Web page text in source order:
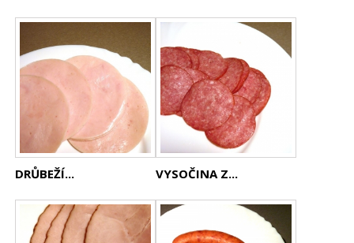
DRŮBEŽÍ... VYSOČINA Z...